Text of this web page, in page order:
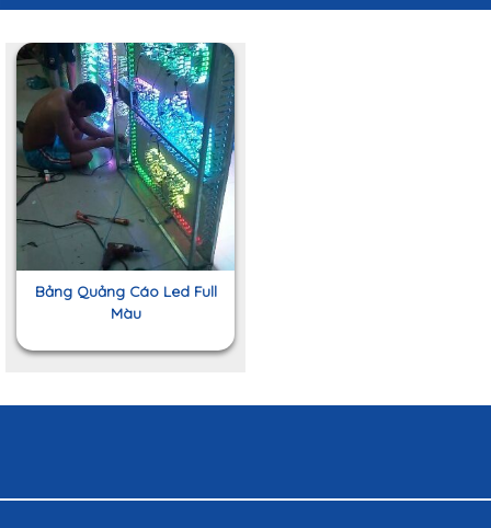
Bảng Quảng Cáo Led Full
Màu